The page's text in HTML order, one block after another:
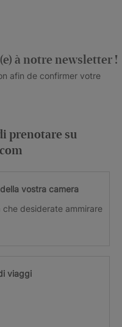
à notre newsletter !
afin de confirmer votre
prenotare su
vostra camera
che desiderate ammirare
viaggi